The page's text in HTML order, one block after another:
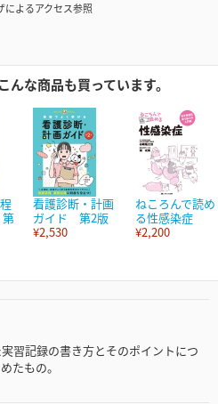
よるアクセス参照
な商品も買っています。
第
看護診断・計画
ガイド 第2版
¥2,530
ねころんで読め
る性感染症
¥2,200
習記録の書き方とそのポイントにつ
たもの。